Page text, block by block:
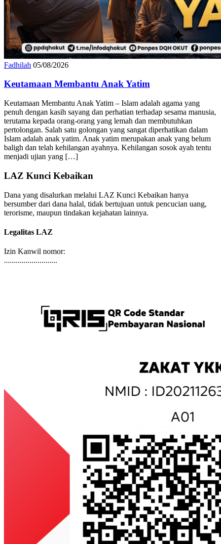
Fadhilah 05/08/2026
Keutamaan Membantu Anak Yatim
Keutamaan Membantu Anak Yatim – Islam adalah agama yang
penuh dengan kasih sayang dan perhatian terhadap sesama manusia,
terutama kepada orang-orang yang lemah dan membutuhkan
pertolongan. Salah satu golongan yang sangat diperhatikan dalam
Islam adalah anak yatim. Anak yatim merupakan anak yang belum
baligh dan telah kehilangan ayahnya. Kehilangan sosok ayah tentu
menjadi ujian yang […]
LAZ Kunci Kebaikan
Dana yang disalurkan melalui LAZ Kunci Kebaikan hanya
bersumber dari dana halal, tidak bertujuan untuk pencucian uang,
terorisme, maupun tindakan kejahatan lainnya.
Legalitas LAZ
Izin Kanwil nomor:
...........................